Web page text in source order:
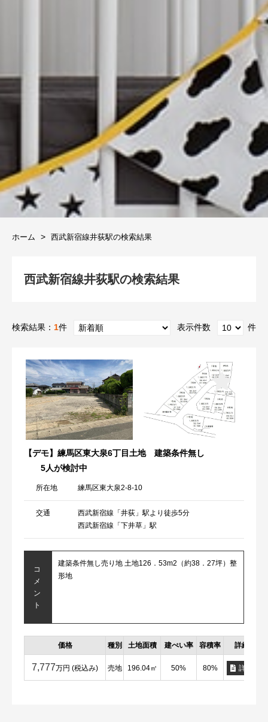
ホーム 西武新宿線井荻駅の検索結果
西武新宿線井荻駅の検索結果
検索結果： 1件 表示件数 件
【デモ】練馬区東大泉6丁目土地 建築条件無し
5人が検討中
所在地 練馬区東大泉2-8-10
交通
西武新宿線「井荻」駅より徒歩5分
西武新宿線「下井草」駅
コ
メ
ン
ト
建築条件無し売り地 土地126．53m2（約38．27坪）整
形地
価格 種別 土地面積 建ぺい率 容積率 詳細
7,777万円 (税込み) 売地 196.04㎡ 50% 80% 詳細